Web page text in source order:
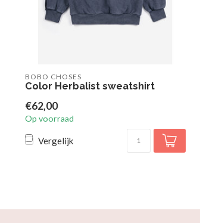
BOBO CHOSES
Color Herbalist sweatshirt
€62,00
Op voorraad
Vergelijk